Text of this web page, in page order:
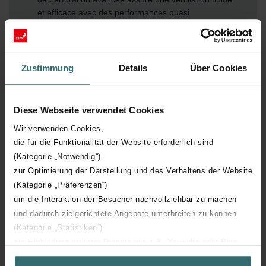
Zustimmung Details Über Cookies
Diese Webseite verwendet Cookies
Wir verwenden Cookies,
die für die Funktionalität der Website erforderlich sind
(Kategorie „Notwendig“)
zur Optimierung der Darstellung und des Verhaltens der Website
(Kategorie „Präferenzen“)
um die Interaktion der Besucher nachvollziehbar zu machen
und dadurch zielgerichtete Angebote unterbreiten zu können
(Kategorie „Statistiken“)
(Kategorie „Marketing“)
et efficace avec des performances quasi
système de fixation sécurisé à deux broches que la
gamme Classique, pour un montage solide, fluide et
possèdent chacun une identité propre et apportent
caractère, histoire et une touche de luxe aux
intérieurs modernes.